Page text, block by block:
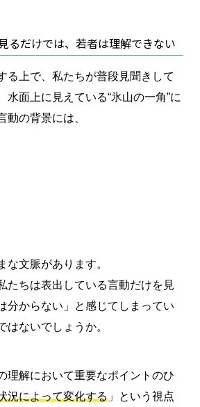
るだけでは、若者は理解できない
る上で、私たちが普段見聞きして
水面上に見えている“氷山の一角”に
動の背景には、
な文脈があります。
たちは表出している言動だけを見
分からない」と感じてしまってい
はないでしょうか。
理解において重要なポイントのひ
況によって変化する」という視点